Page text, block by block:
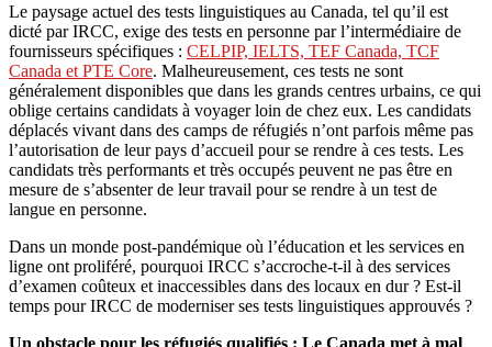
Le paysage actuel des tests linguistiques au Canada, tel qu’il est
dicté par IRCC, exige des tests en personne par l’intermédiaire de
fournisseurs spécifiques : CELPIP, IELTS, TEF Canada, TCF
Canada et PTE Core. Malheureusement, ces tests ne sont
généralement disponibles que dans les grands centres urbains, ce qui
oblige certains candidats à voyager loin de chez eux. Les candidats
déplacés vivant dans des camps de réfugiés n’ont parfois même pas
l’autorisation de leur pays d’accueil pour se rendre à ces tests. Les
candidats très performants et très occupés peuvent ne pas être en
mesure de s’absenter de leur travail pour se rendre à un test de
langue en personne.
Dans un monde post-pandémique où l’éducation et les services en
ligne ont proliféré, pourquoi IRCC s’accroche-t-il à des services
d’examen coûteux et inaccessibles dans des locaux en dur ? Est-il
temps pour IRCC de moderniser ses tests linguistiques approuvés ?
Un obstacle pour les réfugiés qualifiés : Le Canada met à mal